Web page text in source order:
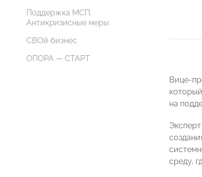
Поддержка МСП.
Антикризисные меры
СВОй бизнес
ОПОРА — СТАРТ
Вице-
на
среду,